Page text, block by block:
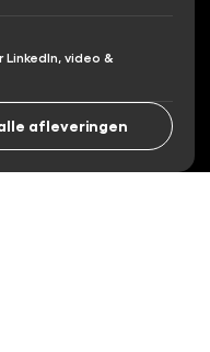
video &
afleveringen